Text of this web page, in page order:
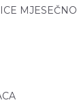
MJESEČNO